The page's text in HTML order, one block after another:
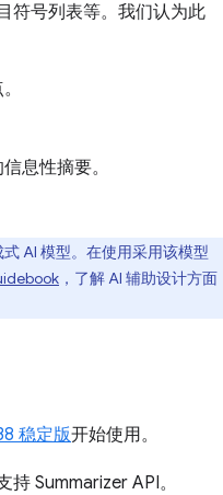
符号列表等。我们认为此
息性摘要。
AI 模型。在使用采用该模型
，了解 AI 辅助设计方面
稳定版开始使用。
Summarizer API。